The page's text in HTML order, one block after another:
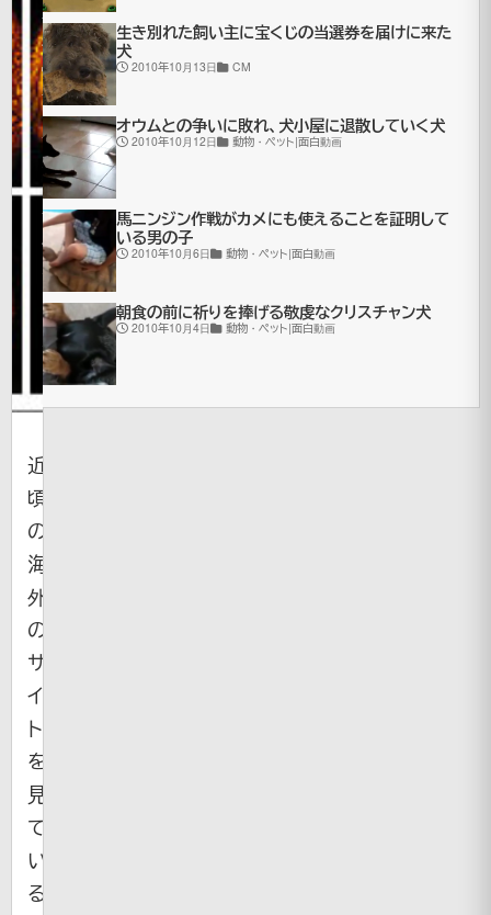
年10月
27日
2021
年7月
16日更
新
ア
ー
ト
画
像|
ハ
ロ
ウ
ィ
ン
近
頃
の
海
外
の
サ
イ
ト
を
見
て
い
る
生き別れた飼い主に宝くじの当選券を届けに来た
犬
2010年10月13日 CM
オウムとの争いに敗れ、犬小屋に退散していく犬
2010年10月12日 動物・ペット|面白動画
馬ニンジン作戦がカメにも使えることを証明して
いる男の子
2010年10月6日 動物・ペット|面白動画
朝食の前に祈りを捧げる敬虔なクリスチャン犬
2010年10月4日 動物・ペット|面白動画